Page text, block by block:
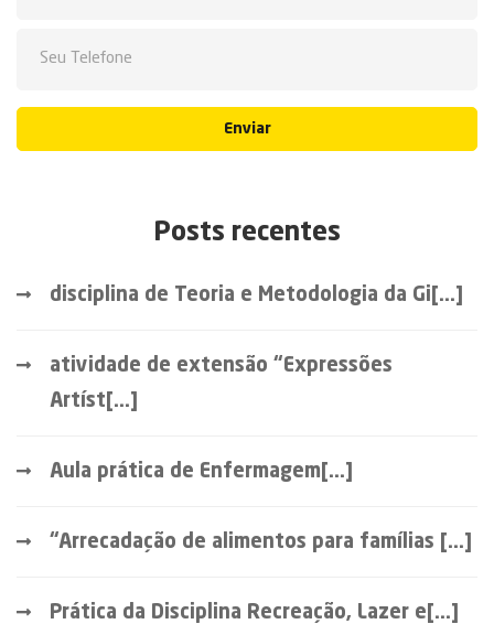
Enviar
Posts recentes
disciplina de Teoria e Metodologia da Gi[...]
atividade de extensão “Expressões
Artíst[...]
Aula prática de Enfermagem[...]
“Arrecadação de alimentos para famílias [...]
Prática da Disciplina Recreação, Lazer e[...]